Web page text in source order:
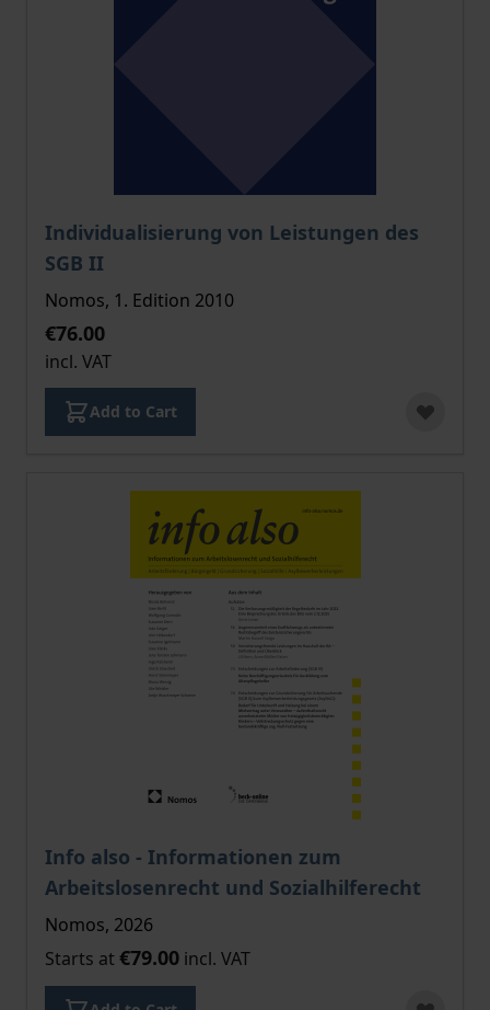
Individualisierung von Leistungen des
SGB II
The price depends on the options chosen on the
Nomos, 1. Edition 2010
€76.00
incl. VAT
Add to Cart
Info also - Informationen zum
Arbeitslosenrecht und Sozialhilferecht
The price depends on the options chosen on the
Nomos, 2026
Starts at €79.00 incl. VAT